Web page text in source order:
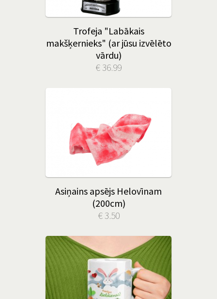
Trofeja "Labākais
makšķernieks" (ar jūsu izvēlēto
vārdu)
€ 36.99
Asiņains apsējs Helovīnam
(200cm)
€ 3.50